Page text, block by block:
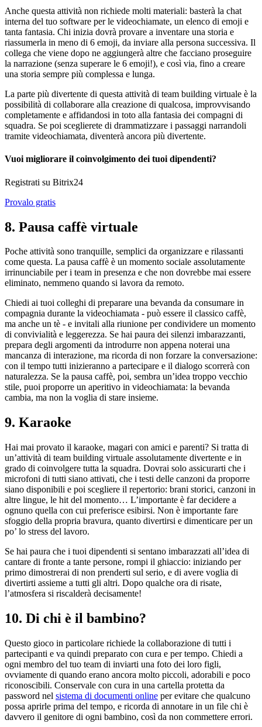
Anche questa attività non richiede molti materiali: basterà la chat
interna del tuo software per le videochiamate, un elenco di emoji e
tanta fantasia. Chi inizia dovrà provare a inventare una storia e
riassumerla in meno di 6 emoji, da inviare alla persona successiva. Il
collega che viene dopo ne aggiungerà altre che facciano proseguire
la narrazione (senza superare le 6 emoji!), e così via, fino a creare
una storia sempre più complessa e lunga.
La parte più divertente di questa attività di team building virtuale è la
possibilità di collaborare alla creazione di qualcosa, improvvisando
completamente e affidandosi in toto alla fantasia dei compagni di
squadra. Se poi sceglierete di drammatizzare i passaggi narrandoli
tramite videochiamata, diventerà ancora più divertente.
Vuoi migliorare il coinvolgimento dei tuoi dipendenti?
Registrati su Bitrix24
Provalo gratis
8. Pausa caffè virtuale
Poche attività sono tranquille, semplici da organizzare e rilassanti
come questa. La pausa caffè è un momento sociale assolutamente
irrinunciabile per i team in presenza e che non dovrebbe mai essere
eliminato, nemmeno quando si lavora da remoto.
Chiedi ai tuoi colleghi di preparare una bevanda da consumare in
compagnia durante la videochiamata - può essere il classico caffè,
ma anche un tè - e invitali alla riunione per condividere un momento
di convivialità e leggerezza. Se hai paura dei silenzi imbarazzanti,
prepara degli argomenti da introdurre non appena noterai una
mancanza di interazione, ma ricorda di non forzare la conversazione:
con il tempo tutti inizieranno a partecipare e il dialogo scorrerà con
naturalezza. Se la pausa caffè, poi, sembra un’idea troppo vecchio
stile, puoi proporre un aperitivo in videochiamata: la bevanda
cambia, ma non la voglia di stare insieme.
9. Karaoke
Hai mai provato il karaoke, magari con amici e parenti? Si tratta di
un’attività di team building virtuale assolutamente divertente e in
grado di coinvolgere tutta la squadra. Dovrai solo assicurarti che i
microfoni di tutti siano attivati, che i testi delle canzoni da proporre
siano disponibili e poi scegliere il repertorio: brani storici, canzoni in
altre lingue, le hit del momento… L’importante è far decidere a
ognuno quella con cui preferisce esibirsi. Non è importante fare
sfoggio della propria bravura, quanto divertirsi e dimenticare per un
po’ lo stress del lavoro.
Se hai paura che i tuoi dipendenti si sentano imbarazzati all’idea di
cantare di fronte a tante persone, rompi il ghiaccio: iniziando per
primo dimostrerai di non prenderti sul serio, e di avere voglia di
divertirti assieme a tutti gli altri. Dopo qualche ora di risate,
l’atmosfera si riscalderà decisamente!
10. Di chi è il bambino?
Questo gioco in particolare richiede la collaborazione di tutti i
partecipanti e va quindi preparato con cura e per tempo. Chiedi a
ogni membro del tuo team di inviarti una foto dei loro figli,
ovviamente di quando erano ancora molto piccoli, adorabili e poco
riconoscibili. Conservale con cura in una cartella protetta da
password nel sistema di documenti online per evitare che qualcuno
possa aprirle prima del tempo, e ricorda di annotare in un file chi è
davvero il genitore di ogni bambino, così da non commettere errori.